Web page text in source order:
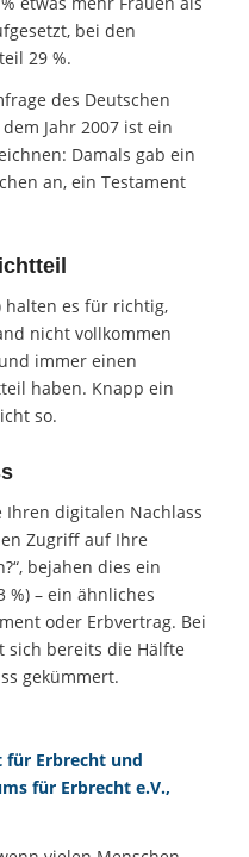
bei den
29 %.
des Deutschen
Jahr 2007 ist ein
Damals gab ein
an, ein Testament
halten es für richtig,
nicht vollkommen
immer einen
haben. Knapp ein
so.
Ihren digitalen Nachlass
Zugriff auf Ihre
bejahen dies ein
%) – ein ähnliches
oder Erbvertrag. Bei
sich bereits die Hälfte
gekümmert.
für Erbrecht und
für Erbrecht e.V.,